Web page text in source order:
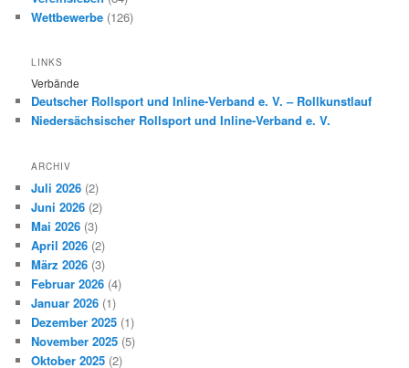
Wettbewerbe (126)
LINKS
Verbände
Deutscher Rollsport und Inline-Verband e. V. – Rollkunstlauf
Niedersächsischer Rollsport und Inline-Verband e. V.
ARCHIV
Juli 2026 (2)
Juni 2026 (2)
Mai 2026 (3)
April 2026 (2)
März 2026 (3)
Februar 2026 (4)
Januar 2026 (1)
Dezember 2025 (1)
November 2025 (5)
Oktober 2025 (2)